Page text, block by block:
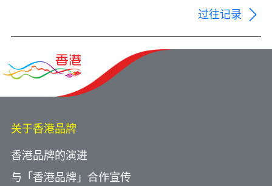
过往记录
关于香港品牌
香港品牌的演进
与「香港品牌」合作宣传